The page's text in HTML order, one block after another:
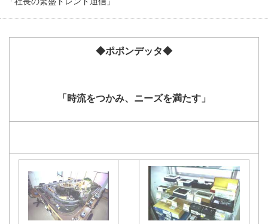
◆ポポンデッタ◆
「時流をつかみ、ニーズを満たす」